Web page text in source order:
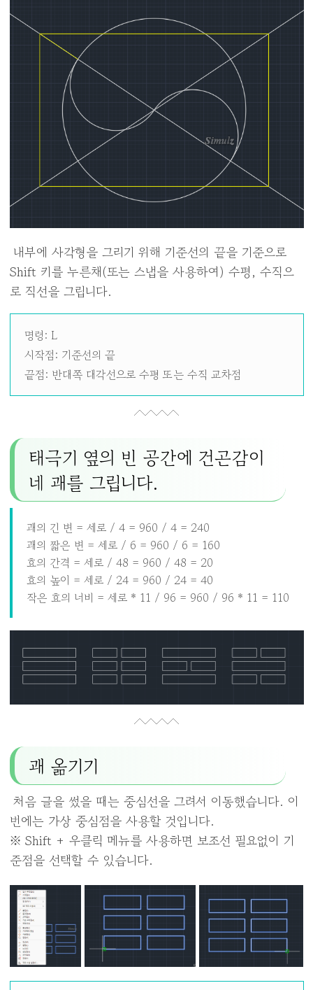
내부에 사각형을 그리기 위해 기준선의 끝을 기준으로
Shift 키를 누른채(또는 스냅을 사용하여) 수평, 수직으
로 직선을 그립니다.
명령: L
시작점: 기준선의 끝
끝점: 반대쪽 대각선으로 수평 또는 수직 교차점
태극기 옆의 빈 공간에 건곤감이
네 괘를 그립니다.
괘의 긴 변 = 세로 / 4 = 960 / 4 = 240
괘의 짧은 변 = 세로 / 6 = 960 / 6 = 160
효의 간격 = 세로 / 48 = 960 / 48 = 20
효의 높이 = 세로 / 24 = 960 / 24 = 40
작은 효의 너비 = 세로 * 11 / 96 = 960 / 96 * 11 = 110
괘 옮기기
처음 글을 썼을 때는 중심선을 그려서 이동했습니다. 이
번에는 가상 중심점을 사용할 것입니다.
※ Shift + 우클릭 메뉴를 사용하면 보조선 필요없이 기
준점을 선택할 수 있습니다.